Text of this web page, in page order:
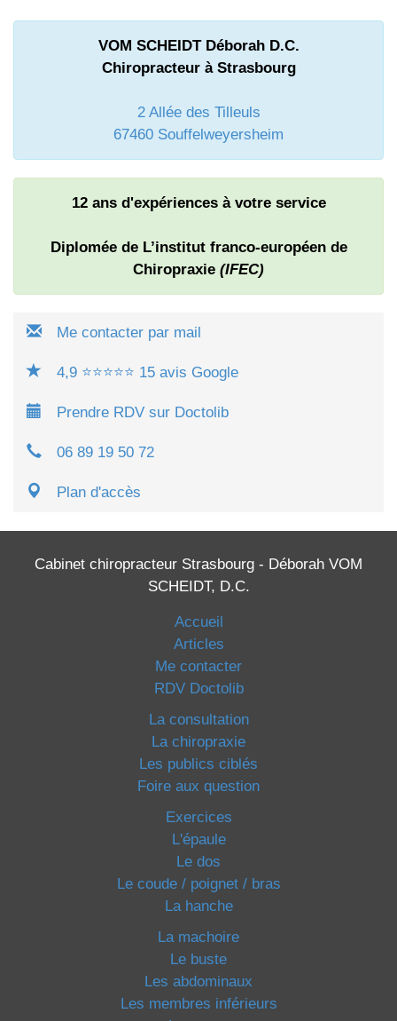
VOM SCHEIDT Déborah D.C.
Chiropracteur à Strasbourg
2 Allée des Tilleuls
67460 Souffelweyersheim
12 ans d'expériences à votre service
Diplomée de L’institut franco-européen de
Chiropraxie (IFEC)
Me contacter par mail
4,9 ⭐⭐⭐⭐⭐ 15 avis Google
Prendre RDV sur Doctolib
06 89 19 50 72
Plan d'accès
Cabinet chiropracteur Strasbourg - Déborah VOM
SCHEIDT, D.C.
Accueil
Articles
Me contacter
RDV Doctolib
La consultation
La chiropraxie
Les publics ciblés
Foire aux question
Exercices
L'épaule
Le dos
Le coude / poignet / bras
La hanche
La machoire
Le buste
Les abdominaux
Les membres inférieurs